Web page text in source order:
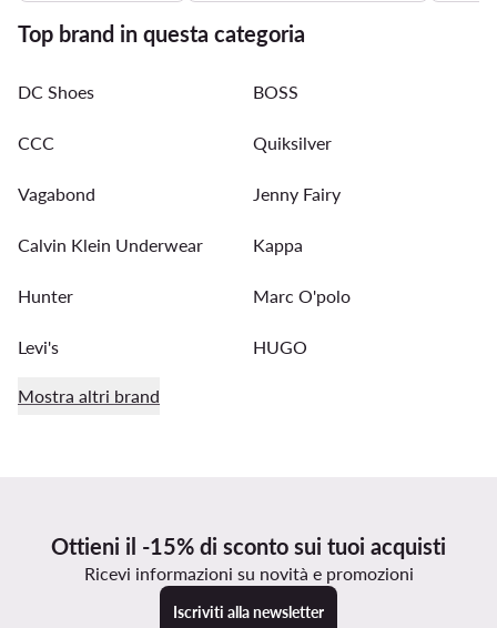
Top brand in questa categoria
DC Shoes BOSS
CCC Quiksilver
Vagabond Jenny Fairy
Calvin Klein Underwear Kappa
Hunter Marc O'polo
Levi's HUGO
Mostra altri brand
Ottieni il -15% di sconto sui tuoi acquisti
Ricevi informazioni su novità e promozioni
Iscriviti alla newsletter